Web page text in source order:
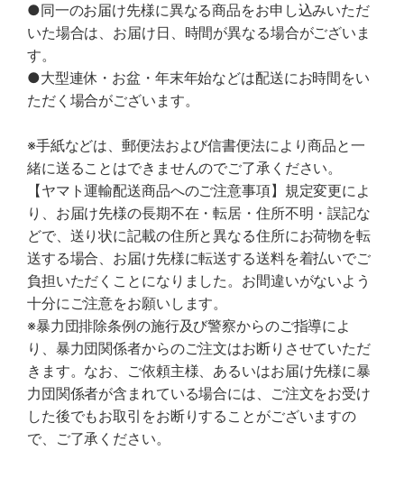
●同一のお届け先様に異なる商品をお申し込みいただ
いた場合は、お届け日、時間が異なる場合がございま
す。
●大型連休・お盆・年末年始などは配送にお時間をい
ただく場合がございます。
※手紙などは、郵便法および信書便法により商品と一
緒に送ることはできませんのでご了承ください。
【ヤマト運輸配送商品へのご注意事項】規定変更によ
り、お届け先様の長期不在・転居・住所不明・誤記な
どで、送り状に記載の住所と異なる住所にお荷物を転
送する場合、お届け先様に転送する送料を着払いでご
負担いただくことになりました。お間違いがないよう
十分にご注意をお願いします。
※暴力団排除条例の施行及び警察からのご指導によ
り、暴力団関係者からのご注文はお断りさせていただ
きます。なお、ご依頼主様、あるいはお届け先様に暴
力団関係者が含まれている場合には、ご注文をお受け
した後でもお取引をお断りすることがございますの
で、ご了承ください。